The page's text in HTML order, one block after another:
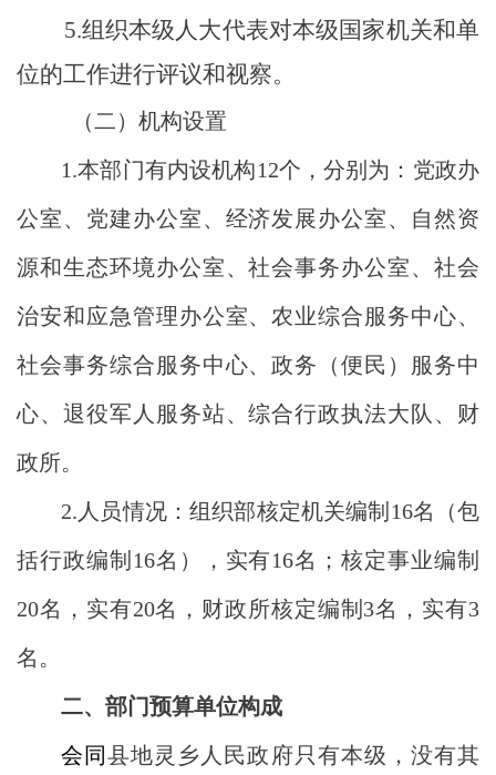
5.组织本级人大代表对本级国家机关和单
位的工作进行评议和视察。
（二）机构设置
1.本部门有内设机构12个，分别为：党政办
公室、党建办公室、经济发展办公室、自然资
源和生态环境办公室、社会事务办公室、社会
治安和应急管理办公室、农业综合服务中心、
社会事务综合服务中心、政务（便民）服务中
心、退役军人服务站、综合行政执法大队、财
政所。
2.人员情况：组织部核定机关编制16名（包
括行政编制16名），实有16名；核定事业编制
20名，实有20名，财政所核定编制3名，实有3
名。
二、部门预算单位构成
会同县地灵乡人民政府只有本级，没有其